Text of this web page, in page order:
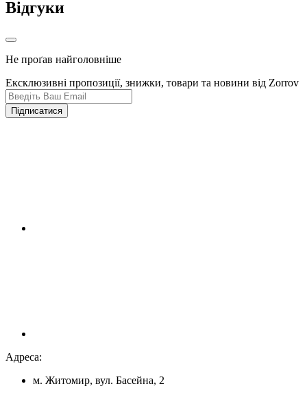
Відгуки
Не проґав найголовніше
Ексклюзивні пропозиції, знижки, товари та новини від Zorrov
Підписатися
Адреса:
м. Житомир, вул. Басейна, 2